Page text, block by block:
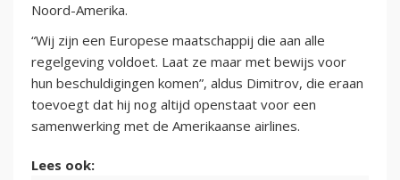
Noord-Amerika.
“Wij zijn een Europese maatschappij die aan alle
regelgeving voldoet. Laat ze maar met bewijs voor
hun beschuldigingen komen”, aldus Dimitrov, die eraan
toevoegt dat hij nog altijd openstaat voor een
samenwerking met de Amerikaanse airlines.
Lees ook: